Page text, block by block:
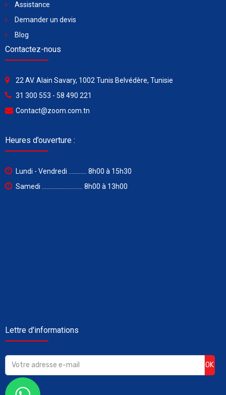
Assistance
Demander un devis
Blog
Contactez-nous
22 AV. Alain Savary, 1002 Tunis Belvédère, Tunisie
31 300 553 - 58 490 221
Contact@zoom.com.tn
Heures d’ouverture :
Lundi - Vendredi ............ 8h00 à 15h30
Samedi ........................... 8h00 à 13h00
Lettre d'informations
OK